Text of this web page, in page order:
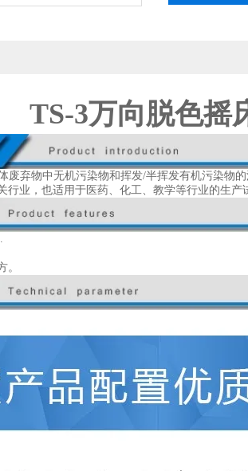
TS-3万向脱色摇
废弃物中无机污染物和挥发/半挥发有机污染物
业，也适用于医药、化工、教学等行业的生产
。